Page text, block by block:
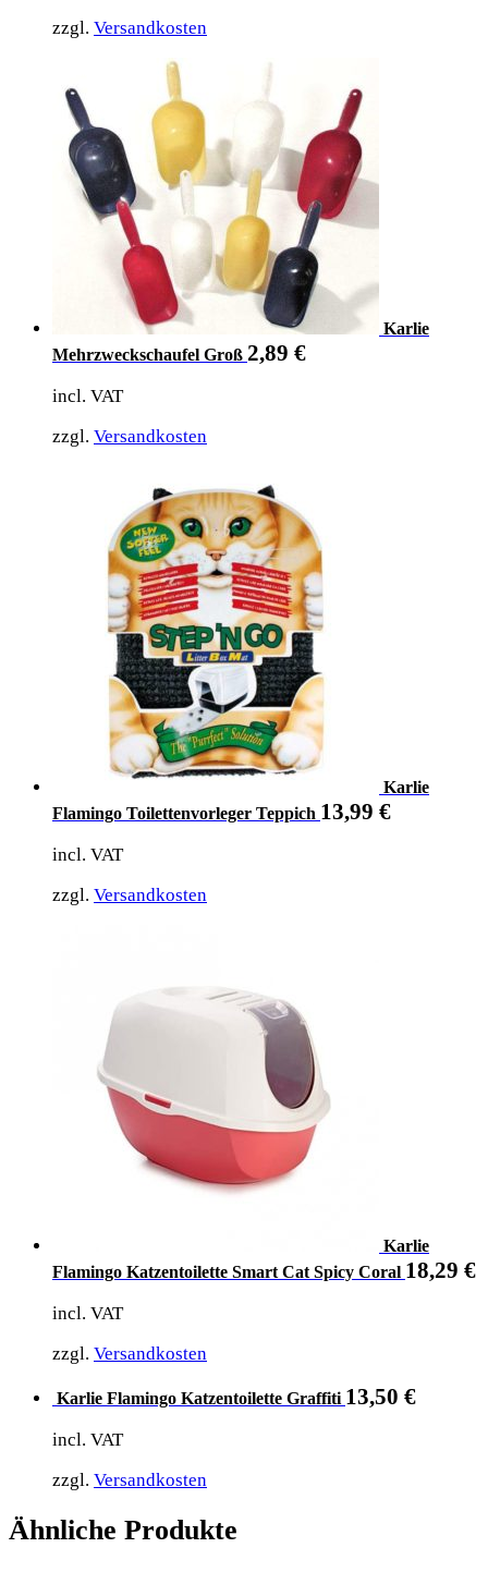
zzgl. Versandkosten
Karlie
Mehrzweckschaufel Groß 2,89 €
incl. VAT
zzgl. Versandkosten
Karlie
Flamingo Toilettenvorleger Teppich 13,99 €
incl. VAT
zzgl. Versandkosten
Karlie
Flamingo Katzentoilette Smart Cat Spicy Coral 18,29 €
incl. VAT
zzgl. Versandkosten
Karlie Flamingo Katzentoilette Graffiti 13,50 €
incl. VAT
zzgl. Versandkosten
Ähnliche Produkte